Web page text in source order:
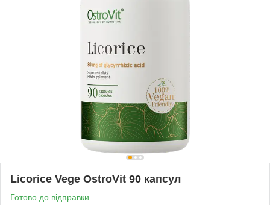
Licorice Vege OstroVit 90 капсул
Готово до відправки